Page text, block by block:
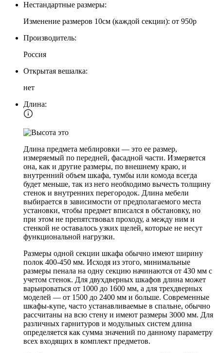
Нестандартные размеры:
Изменение размеров 10см (каждой секции): от 950р
Производитель:
Россия
Открытая вешалка:
нет
Длина:
Длина предмета меблировки — это ее размер,
измеряемый по передней, фасадной части. Измеряется
она, как и другие размеры, по внешнему краю, и
внутренний объем шкафа, тумбы или комода всегда
будет меньше, так из него необходимо вычесть толщину
стенок и внутренних перегородок. Длина мебели
выбирается в зависимости от предполагаемого места
установки, чтобы предмет вписался в обстановку, но
при этом не препятствовал проходу, а между ним и
стенкой не оставалось узких щелей, которые не несут
функциональной нагрузки.
Размеры одной секции шкафа обычно имеют ширину
полок 400-450 мм. Исходя из этого, минимальные
размеры пенала на одну секцию начинаются от 430 мм с
учетом стенок. Для двухдверных шкафов длина может
варьироваться от 1000 до 1600 мм, а для трехдверных
моделей — от 1500 до 2400 мм и больше. Современные
шкафы-купе, часто устанавливаемые в спальне, обычно
рассчитаны на всю стену и имеют размеры 3000 мм. Для
различных гарнитуров и модульных систем длина
определяется как сумма значений по данному параметру
всех входящих в комплект предметов.